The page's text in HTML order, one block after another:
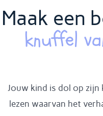
Maak een
knuffel
Jouw kind is dol op zijn
lezen waarvan het